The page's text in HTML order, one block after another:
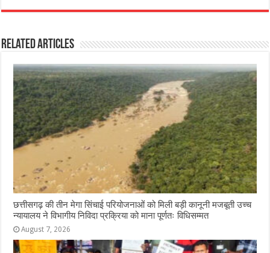
c
e
b
o
o
k
at
s
A
p
p
ss
n
g
e
r
itt
r
e
ra
m
ar
Related Articles
छत्तीसगढ़ की तीन मेगा सिंचाई परियोजनाओं को मिली बड़ी कानूनी मजबूती उच्च
न्यायालय ने विभागीय निविदा प्रक्रिया को माना पूर्णतः विधिसम्मत
August 7, 2026